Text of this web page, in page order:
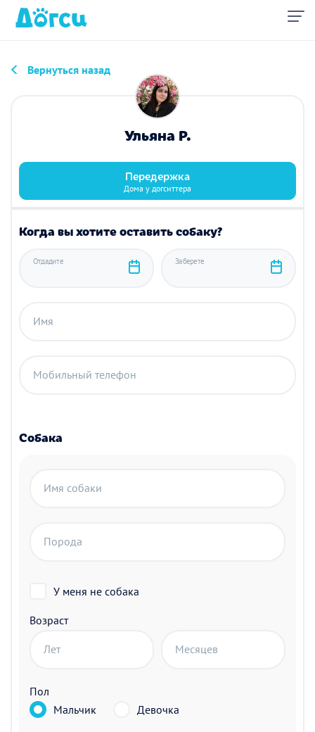
Вернуться назад
Ульяна Р.
Передержка
Дома у догситтера
Когда вы хотите оставить собаку?
Отдадите Заберете
Имя
Мобильный телефон
Собака
Имя собаки
Порода
У меня не собака
Возраст
Лет Месяцев
Пол
Мальчик
Девочка